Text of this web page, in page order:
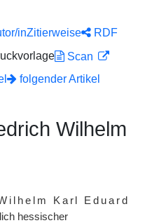
inZitierweise
RDF
Scan
folgender Artikel
Wilhelm
Karl Eduard
hessischer